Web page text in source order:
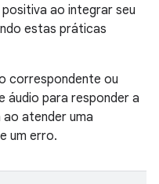
ao integrar seu
estas práticas
correspondente ou
para responder a
atender uma
um erro.